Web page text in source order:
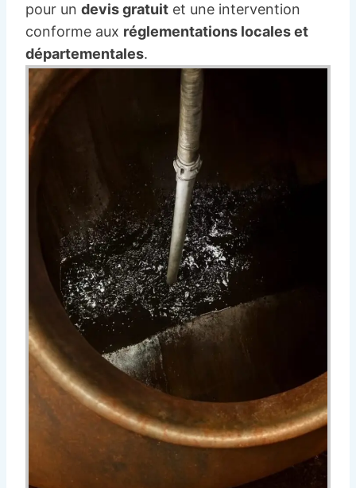
pour un devis gratuit et une intervention
conforme aux réglementations locales et
départementales.